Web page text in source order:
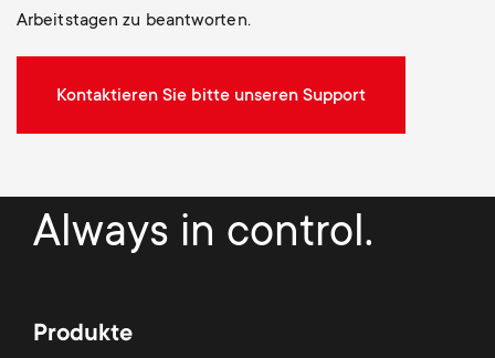
Arbeitstagen zu beantworten.
Kontaktieren Sie bitte unseren Support
Always in control.
Produkte